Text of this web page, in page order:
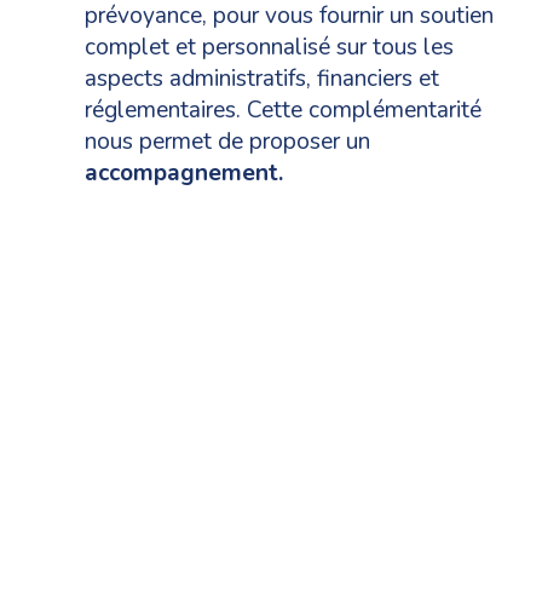
prévoyance, pour vous fournir un soutien
complet et personnalisé sur tous les
aspects administratifs, financiers et
réglementaires. Cette complémentarité
nous permet de proposer un
accompagnement.